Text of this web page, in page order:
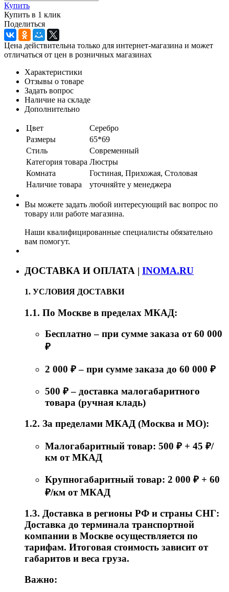
Купить
Купить в 1 клик
Поделиться
Цена действительна только для интернет-магазина и может
отличаться от цен в розничных магазинах
Характеристики
Отзывы о товаре
Задать вопрос
Наличие на складе
Дополнительно
Цвет
Серебро
Размеры
65*69
Стиль
Современный
Категория товара Люстры
Комната
Гостиная, Прихожая, Столовая
Наличие товара
уточняйте у менеджера
Вы можете задать любой интересующий вас вопрос по
товару или работе магазина.
Наши квалифицированные специалисты обязательно
вам помогут.
ДОСТАВКА И ОПЛАТА | INOMA.RU
1. УСЛОВИЯ ДОСТАВКИ
1.1. По Москве в пределах МКАД:
Бесплатно – при сумме заказа от 60 000
₽
2 000 ₽ – при сумме заказа до 60 000 ₽
500 ₽ – доставка малогабаритного
товара (ручная кладь)
1.2. За пределами МКАД (Москва и МО):
Малогабаритный товар: 500 ₽ + 45 ₽/
км от МКАД
Крупногабаритный товар: 2 000 ₽ + 60
₽/км от МКАД
1.3. Доставка в регионы РФ и страны СНГ:
Доставка до терминала транспортной
компании в Москве осуществляется по
тарифам. Итоговая стоимость зависит от
габаритов и веса груза.
Важно: